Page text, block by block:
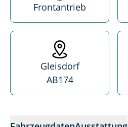
Frontantrieb
Standort
Gleisdorf
AB174